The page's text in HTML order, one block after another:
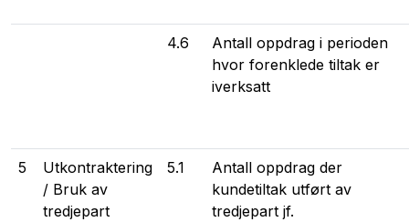
4.6
Antall oppdrag i perioden
hvor forenklede tiltak er
iverksatt
5
Utkontraktering
/ Bruk av
tredjepart
5.1
Antall oppdrag der
kundetiltak utført av
tredjepart jf.